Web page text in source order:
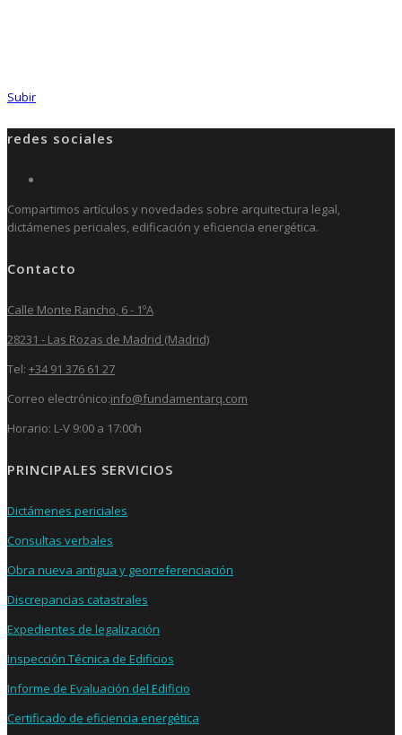
Subir
redes sociales
Compartimos artículos y novedades sobre arquitectura legal,
dictámenes periciales, edificación y eficiencia energética.
Contacto
Calle Monte Rancho, 6 - 1ºA
28231 - Las Rozas de Madrid (Madrid)
Tel: +34 91 376 61 27
Correo electrónico:info@fundamentarq.com
Horario: L-V 9:00 a 17:00h
PRINCIPALES SERVICIOS
Dictámenes periciales
Consultas verbales
Obra nueva antigua y georreferenciación
Discrepancias catastrales
Expedientes de legalización
Inspección Técnica de Edificios
Informe de Evaluación del Edificio
Certificado de eficiencia energética